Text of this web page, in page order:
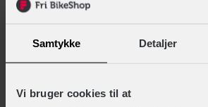
Samtykke Detaljer
Vi bruger cookies til at
INNERGY Charlie Lygtesæt
+ 99,-